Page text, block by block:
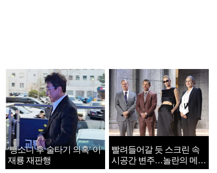
‘뺑소니 후 술타기 의혹’ 이
재룡 재판행
빨려들어갈 듯 스크린 속
시공간 변주…놀란의 메시